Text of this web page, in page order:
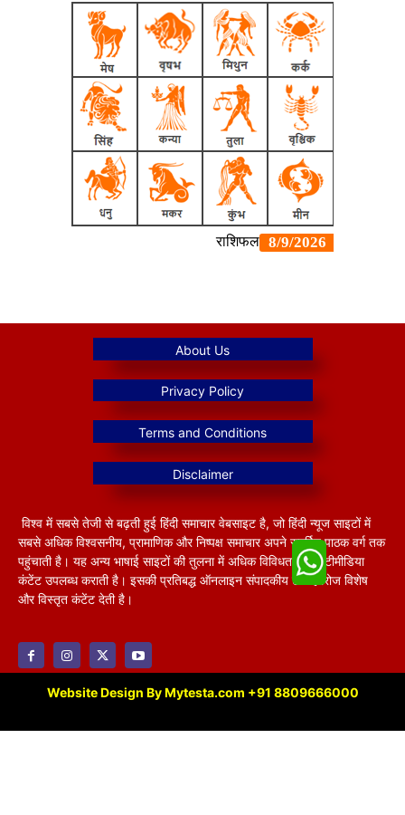
विश्व में सबसे तेजी से बढ़ती हुई हिंदी समाचार वेबसाइट है, जो हिंदी न्यूज साइटों में
सबसे अधिक विश्वसनीय, प्रामाणिक और निष्पक्ष समाचार अपने समर्पित पाठक वर्ग तक
पहुंचाती है। यह अन्य भाषाई साइटों की तुलना में अधिक विविधतापूर्ण मल्टीमीडिया
कंटेंट उपलब्ध कराती है। इसकी प्रतिबद्ध ऑनलाइन संपादकीय टीम हररोज विशेष
और विस्तृत कंटेंट देती है।
Website Design By Mytesta.com +91 8809666000